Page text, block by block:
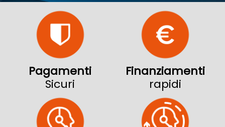
Pagamenti
Sicuri
Finanziamenti
rapidi